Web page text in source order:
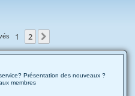
c
1 2
Présentation des nouveaux ?
membres